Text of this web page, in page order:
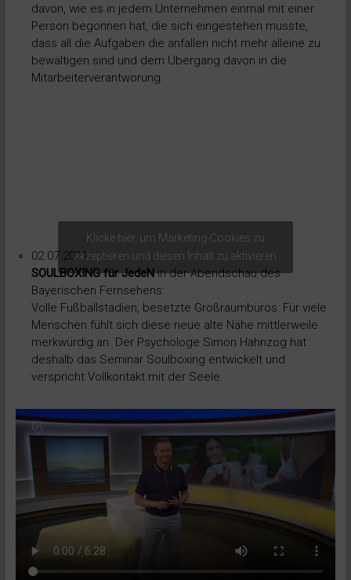
davon, wie es in jedem Unternehmen einmal mit einer
Person begonnen hat, die sich eingestehen musste,
dass all die Aufgaben die anfallen nicht mehr alleine zu
bewältigen sind und dem Übergang davon in die
Mitarbeiterverantworung.
Klicke hier, um Marketing-Cookies zu
akzeptieren und diesen Inhalt zu aktivieren
02.07.2021:
SOULBOXING für JedeNin der Abendschau des
Bayerischen Fernsehens:
Volle Fußballstadien, besetzte Großraumbüros: Für viele
Menschen fühlt sich diese neue alte Nähe mittlerweile
merkwürdig an. Der Psychologe Simon Hahnzog hat
deshalb das Seminar Soulboxing entwickelt und
verspricht Vollkontakt mit der Seele.